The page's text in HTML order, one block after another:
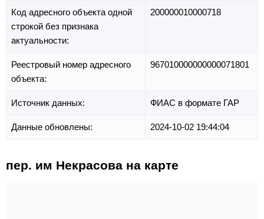
Код адресного объекта одной
строкой без признака
актуальности:
200000010000718
Реестровый номер адресного
объекта:
967010000000000071801
Источник данных: ФИАС в формате ГАР
Данные обновлены: 2024-10-02 19:44:04
пер. им Некрасова на карте